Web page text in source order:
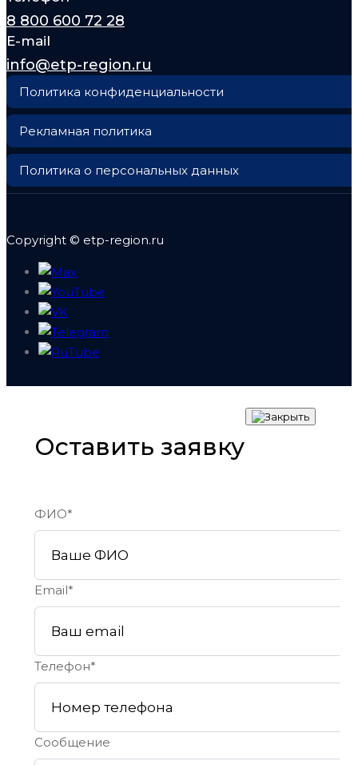
8 800 600 72 28
E-mail
info@etp-region.ru
Политика конфиденциальности
Рекламная политика
Политика о персональных данных
Copyright © etp-region.ru
Оставить заявку
ФИО*
Email*
Телефон*
Сообщение